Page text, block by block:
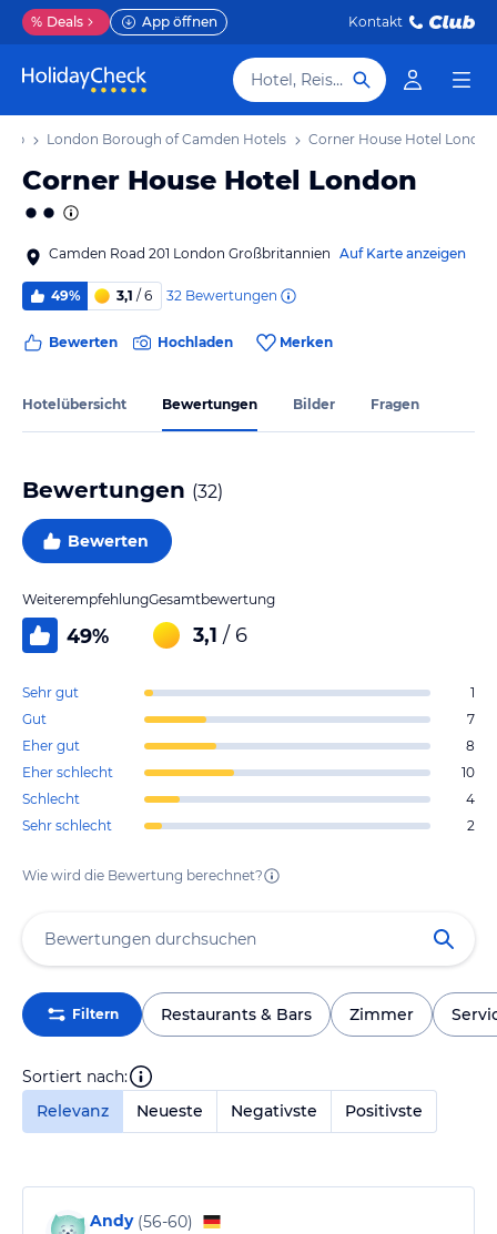
% Deals App öffnen Kontakt
Hotel, Reiseziel
London Borough of Camden Hotels Corner House Hotel London
Corner House Hotel London
Camden Road 201 London Großbritannien Auf Karte anzeigen
49% 3,1 / 6 32 Bewertungen
Bewerten Hochladen Merken
Hotelübersicht Bewertungen Bilder Fragen
Bewertungen (32)
Bewerten
Weiterempfehlung
49%
Gesamtbewertung
3,1 / 6
Sehr gut
1
Gut
7
Eher gut
8
Eher schlecht
10
Schlecht
4
Sehr schlecht
2
Wie wird die Bewertung berechnet?
Filtern Restaurants & Bars Zimmer
Sortiert nach:
Relevanz
Neueste Negativste Positivste
Andy (56-60)